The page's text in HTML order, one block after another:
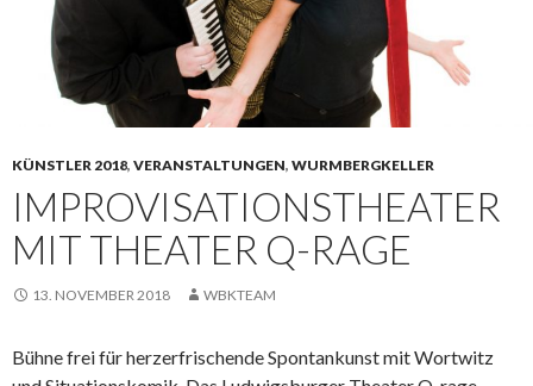
KÜNSTLER 2018, VERANSTALTUNGEN, WURMBERGKELLER
IMPROVISATIONSTHEATER
MIT THEATER Q-RAGE
13. NOVEMBER 2018 WBKTEAM
Bühne frei für herzerfrischende Spontankunst mit Wortwitz